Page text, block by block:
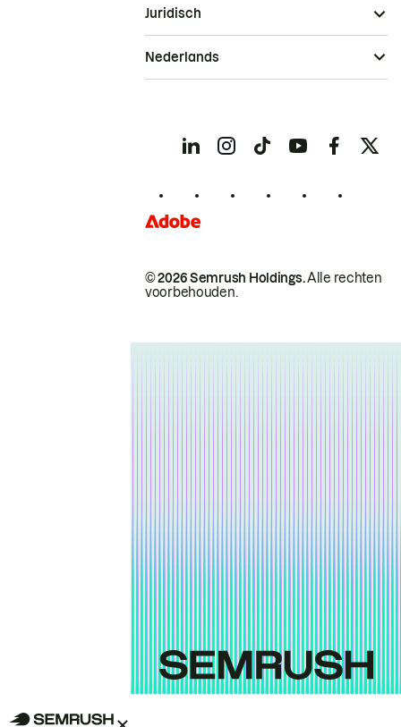
© 2026 Semrush Holdings.Alle rechten
voorbehouden.
Juridisch
Nederlands